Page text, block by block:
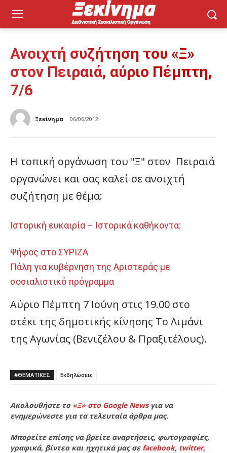
Ανοιχτή συζήτηση του «Ξ»
στον Πειραιά, αύριο Πέμπτη,
7/6
Ξεκίνημα 06/06/2012
Η τοπική οργάνωση του "Ξ" στον Πειραιά
οργανώνει και σας καλεί σε ανοιχτή
συζήτηση με θέμα:
Ιστορική ευκαιρία – Ιστορικά καθήκοντα:
Ψήφος στο ΣΥΡΙΖΑ
Πάλη για κυβέρνηση της Αριστεράς με
σοσιαλιστικό πρόγραμμα
Αύριο Πέμπτη 7 Ιούνη στις 19.00 στο
στέκι της δημοτικής κίνησης Το Λιμάνι
της Αγωνίας (Βενιζέλου & Πραξιτέλους).
#ΘΕΜΑΤΙΚΈΣ Εκδηλώσεις
Ακολουθήστε το «Ξ» στο Google Newsγια να
ενημερώνεστε για τα τελευταία άρθρα μας.
Μπορείτε επίσης να βρείτε αναρτήσεις, φωτογραφίες,
γραφικά, βίντεο και ηχητικά μας σε facebook, twitter,